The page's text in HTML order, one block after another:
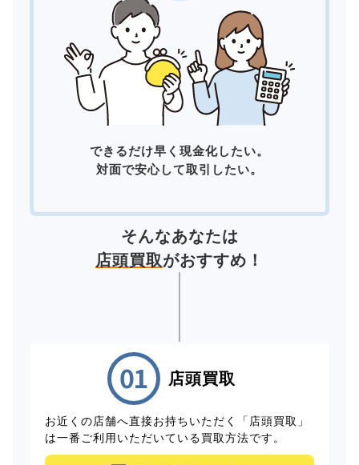
できるだけ早く現金化したい。
対面で安心して取引したい。
そんなあなたは
店頭買取がおすすめ！
店頭買取
お近くの店舗へ直接お持ちいただく「店頭買取」
は一番ご利用いただいている買取方法です。